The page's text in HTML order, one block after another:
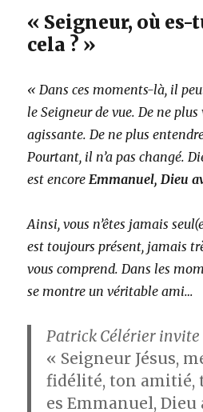
« Seigneur, où
cela ? »
« Dans ces moments-là, il
le Seigneur de vue. De ne
agissante. De ne plus
Pourtant, il n’a pas changé.
est encoreEmmanuel, Dieu
Ainsi, vous n’êtes jamais
est toujours présent, jamais
vous comprend. Dans les
se montre un véritable ami…
Patrick Célérier invite
« Seigneur Jésus,
fidélité, ton amitié,
es Emmanuel, Dieu